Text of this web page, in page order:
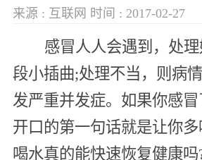
来源 : 互联网 时间 : 2017-02-27
感冒人人会遇到，处
段小插曲;处理不当，则病
发严重并发症。如果你感
开口的第一句话就是让你
喝水真的能快速恢复健康